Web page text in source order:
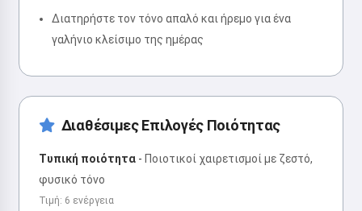
Διατηρήστε τον τόνο απαλό και ήρεμο για ένα
γαλήνιο κλείσιμο της ημέρας
Διαθέσιμες Επιλογές Ποιότητας
Τυπική ποιότητα - Ποιοτικοί χαιρετισμοί με ζεστό,
φυσικό τόνο
Τιμή: 6 ενέργεια